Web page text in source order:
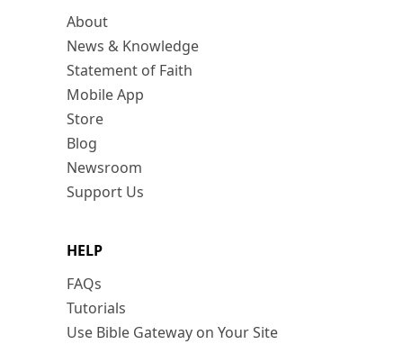
About
News & Knowledge
Statement of Faith
Mobile App
Store
Blog
Newsroom
Support Us
HELP
FAQs
Tutorials
Use Bible Gateway on Your Site